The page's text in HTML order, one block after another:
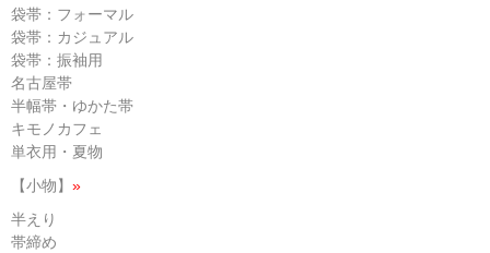
袋帯：フォーマル
袋帯：カジュアル
袋帯：振袖用
名古屋帯
半幅帯・ゆかた帯
キモノカフェ
単衣用・夏物
【小物】 »
半えり
帯締め